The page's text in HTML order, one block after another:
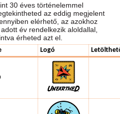
30 éves történelemmel
az eddig megjelent
elérhető, az azokhoz
év rendelkezik aloldallal,
érheted azt el.
Logó